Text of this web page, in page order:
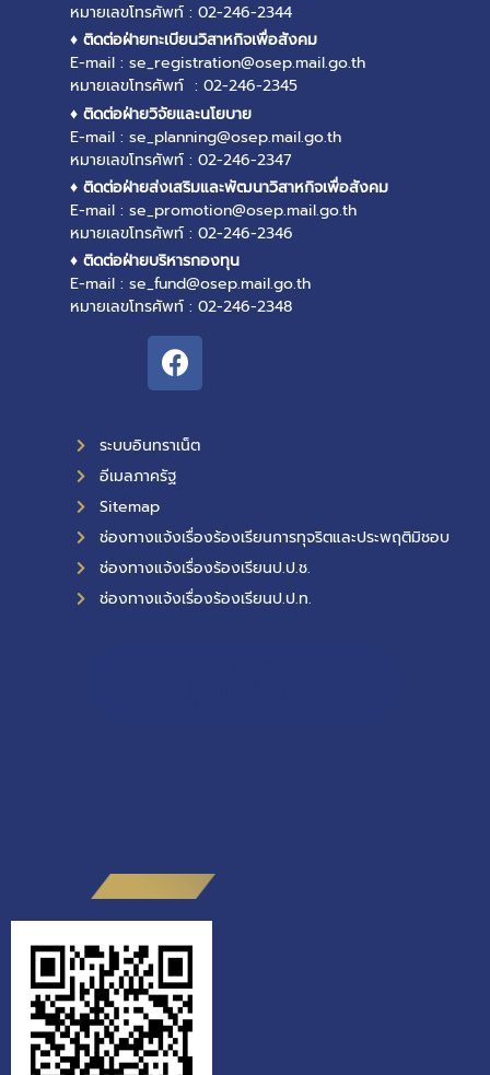
หมายเลขโทรศัพท์ : 02-246-2344
♦ ติดต่อฝ่ายทะเบียนวิสาหกิจเพื่อสังคม
E-mail : se_registration@osep.mail.go.th
หมายเลขโทรศัพท์ : 02-246-2345
♦ ติดต่อฝ่ายวิจัยและนโยบาย
E-mail : se_planning@osep.mail.go.th
หมายเลขโทรศัพท์ : 02-246-2347
♦ ติดต่อฝ่ายส่งเสริมและพัฒนาวิสาหกิจเพื่อสังคม
E-mail : se_promotion@osep.mail.go.th
หมายเลขโทรศัพท์ : 02-246-2346
♦ ติดต่อฝ่ายบริหารกองทุน
E-mail : se_fund@osep.mail.go.th
หมายเลขโทรศัพท์ : 02-246-2348
ระบบอินทราเน็ต
อีเมลภาครัฐ
Sitemap
ช่องทางแจ้งเรื่องร้องเรียนการทุจริตและประพฤติมิชอบ
ช่องทางแจ้งเรื่องร้องเรียนป.ป.ช.
ช่องทางแจ้งเรื่องร้องเรียนป.ป.ท.